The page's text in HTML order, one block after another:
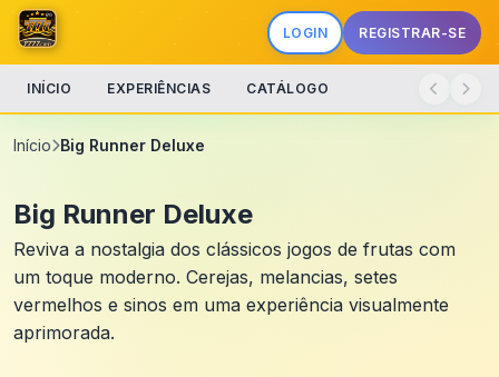
LOGIN REGISTRAR-SE
INÍCIO EXPERIÊNCIAS CATÁLOGO
Início Big Runner Deluxe
Big Runner Deluxe
Reviva a nostalgia dos clássicos jogos de frutas com
um toque moderno. Cerejas, melancias, setes
vermelhos e sinos em uma experiência visualmente
aprimorada.